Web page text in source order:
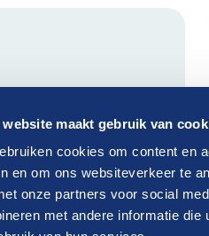
website maakt gebruik van
cookies om content en
en om ons websiteverkeer te
onze partners voor social
met andere informatie
basis